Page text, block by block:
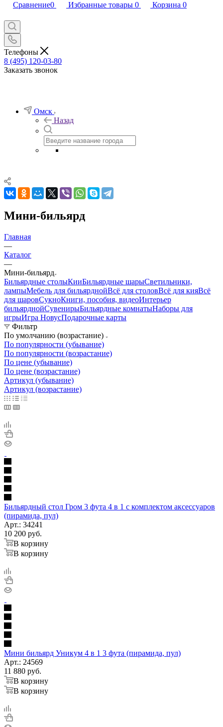
Сравнение0 Избранные товары 0 Корзина 0
Телефоны
8 (495) 120-03-80
Заказать звонок
Омск
Назад
Мини-бильярд
Главная
—
Каталог
—
Мини-бильярд
Бильярдные столыКииБильярдные шарыСветильники,
лампыМебель для бильярднойВсё для столовВсё для кияВсё
для шаровСукноКниги, пособия, видеоИнтерьер
бильярднойСувенирыБильярдные комнатыНаборы для
игрыИгра НовусПодарочные карты
Фильтр
По умолчанию (возрастание)
По популярности (убывание)
По популярности (возрастание)
По цене (убывание)
По цене (возрастание)
Артикул (убывание)
Артикул (возрастание)
Бильярдный стол Гром 3 фута 4 в 1 с комплектом аксессуаров
(пирамида, пул)
Арт.: 34241
10 200 руб.
В корзину
В корзину
Мини бильярд Уникум 4 в 1 3 фута (пирамида, пул)
Арт.: 24569
11 880 руб.
В корзину
В корзину